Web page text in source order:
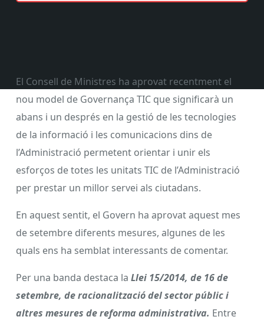
El Consell de Ministres ha aprovat recentment el
nou model de Governança TIC que significarà un
abans i un després en la gestió de les tecnologies
de la informació i les comunicacions dins de
l’Administració permetent orientar i unir els
esforços de totes les unitats TIC de l’Administració
per prestar un millor servei als ciutadans.
En aquest sentit, el Govern ha aprovat aquest mes
de setembre diferents mesures, algunes de les
quals ens ha semblat interessants de comentar.
Per una banda destaca la Llei 15/2014, de 16 de
setembre, de racionalització del sector públic i
altres mesures de reforma administrativa. Entre